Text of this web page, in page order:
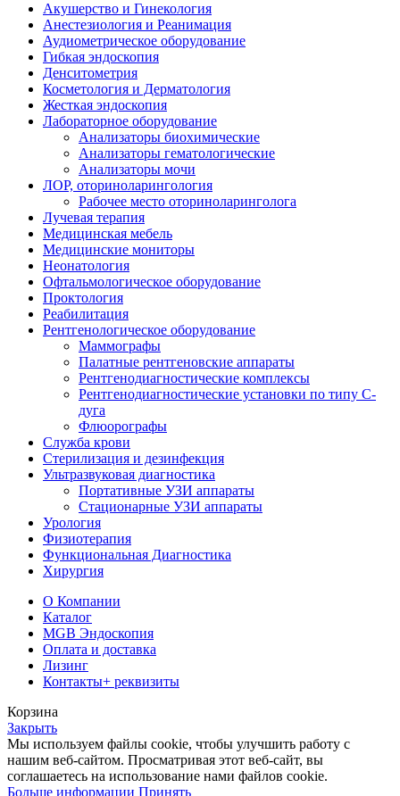
Акушерство и Гинекология
Анестезиология и Реанимация
Аудиометрическое оборудование
Гибкая эндоскопия
Денситометрия
Косметология и Дерматология
Жесткая эндоскопия
Лабораторное оборудование
Анализаторы биохимические
Анализаторы гематологические
Анализаторы мочи
ЛОР, оториноларингология
Рабочее место оториноларинголога
Лучевая терапия
Медицинская мебель
Медицинские мониторы
Неонатология
Офтальмологическое оборудование
Проктология
Реабилитация
Рентгенологическое оборудование
Маммографы
Палатные рентгеновские аппараты
Рентгенодиагностические комплексы
Рентгенодиагностические установки по типу С-
дуга
Флюорографы
Служба крови
Стерилизация и дезинфекция
Ультразвуковая диагностика
Портативные УЗИ аппараты
Стационарные УЗИ аппараты
Урология
Физиотерапия
Функциональная Диагностика
Хирургия
О Компании
Каталог
MGB Эндоскопия
Оплата и доставка
Лизинг
Контакты+ реквизиты
Корзина
Закрыть
Мы используем файлы cookie, чтобы улучшить работу с
нашим веб-сайтом. Просматривая этот веб-сайт, вы
соглашаетесь на использование нами файлов cookie.
Больше информации Принять